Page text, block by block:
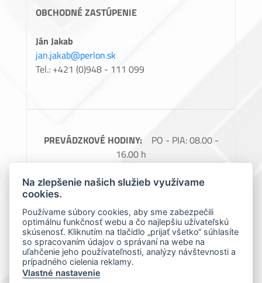
OBCHODNÉ ZASTÚPENIE
Ján Jakab
jan.jakab@perlon.sk
Tel.: +421 (0)948 - 111 099
PREVÁDZKOVÉ HODINY:
PO - PIA: 08.00 -
16.00 h
FAKTURAČNÉ ÚDAJE:Perlon, spol. s.r.o.,
Barčianska 66, 040 17 Košice, IČO: 31728685,
IČ DPH: SK2020488976
Spoločnosť zapísaná v obchodnom registri
Okresného súdu Košice 1., Oddiel: Sro, vložka
číslo: 7966/V
Na zlepšenie našich služieb využívame
cookies.
Používame súbory cookies, aby sme zabezpečili
optimálnu funkčnosť webu a čo najlepšiu užívateľskú
skúsenosť. Kliknutím na tlačidlo „prijať všetko“ súhlasíte
so spracovaním údajov o správaní na webe na
uľahčenie jeho používateľnosti, analýzy návštevnosti a
prípadného cielenia reklamy.
Vlastné nastavenie